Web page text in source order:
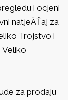
i ocjeni
natjeÄŤaj za
Trojstvo i
Veliko
za prodaju